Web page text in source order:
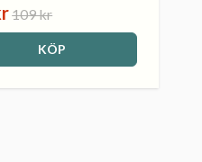
109 kr
KÖP